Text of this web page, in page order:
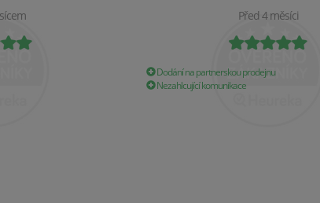
Před 4 měsíci
Dodání na partnerskou prodejnu
Nezahlcující komunikace